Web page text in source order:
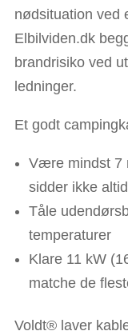
nødsituation ved
Elbilviden.dk
brandrisiko ved
ledninger.
Et godt
Være mindst 7
sidder ikke
Tåle
temperaturer
Klare 11 kW
matche de
Voldt® laver